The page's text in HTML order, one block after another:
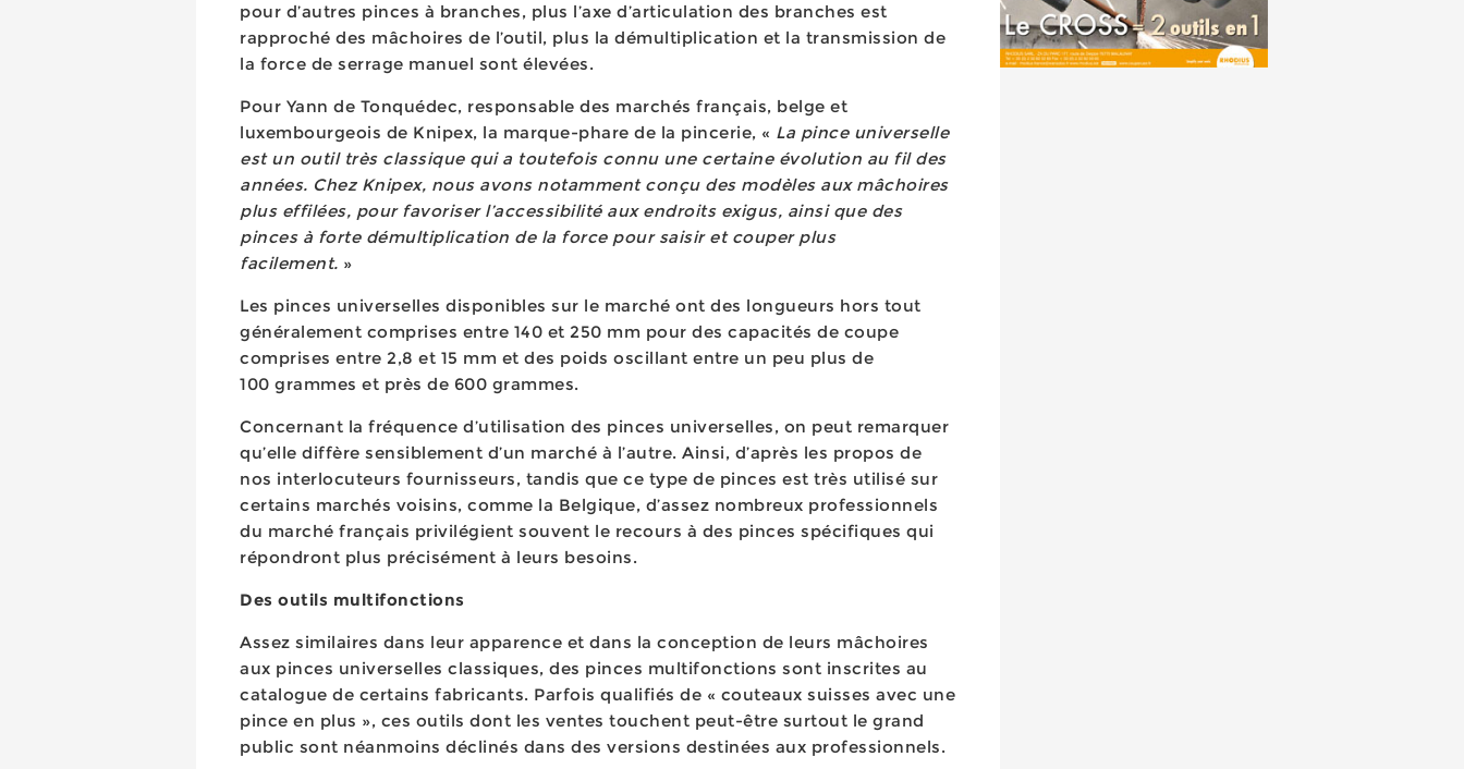
pour d’autres pinces à branches, plus l’axe d’articulation des branches est
rapproché des mâchoires de l’outil, plus la démultiplication et la transmission de
la force de serrage manuel sont élevées.
Pour Yann de Tonquédec, responsable des marchés français, belge et
luxembourgeois de Knipex, la marque-phare de la pincerie, « La pince universelle
est un outil très classique qui a toutefois connu une certaine évolution au fil des
années. Chez Knipex, nous avons notamment conçu des modèles aux mâchoires
plus effilées, pour favoriser l’accessibilité aux endroits exigus, ainsi que des
pinces à forte démultiplication de la force pour saisir et couper plus
facilement. »
Les pinces universelles disponibles sur le marché ont des longueurs hors tout
généralement comprises entre 140 et 250 mm pour des capacités de coupe
comprises entre 2,8 et 15 mm et des poids oscillant entre un peu plus de
100 grammes et près de 600 grammes.
Concernant la fréquence d’utilisation des pinces universelles, on peut remarquer
qu’elle diffère sensiblement d’un marché à l’autre. Ainsi, d’après les propos de
nos interlocuteurs fournisseurs, tandis que ce type de pinces est très utilisé sur
certains marchés voisins, comme la Belgique, d’assez nombreux professionnels
du marché français privilégient souvent le recours à des pinces spécifiques qui
répondront plus précisément à leurs besoins.
Des outils multifonctions
Assez similaires dans leur apparence et dans la conception de leurs mâchoires
aux pinces universelles classiques, des pinces multifonctions sont inscrites au
catalogue de certains fabricants. Parfois qualifiés de « couteaux suisses avec une
pince en plus », ces outils dont les ventes touchent peut-être surtout le grand
public sont néanmoins déclinés dans des versions destinées aux professionnels.